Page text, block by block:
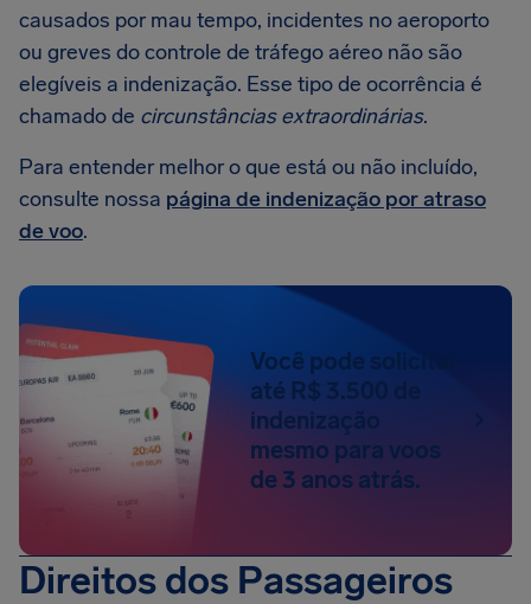
causados por mau tempo, incidentes no aeroporto
ou greves do controle de tráfego aéreo não são
elegíveis a indenização. Esse tipo de ocorrência é
chamado de circunstâncias extraordinárias.
Para entender melhor o que está ou não incluído,
consulte nossa página de indenização por atraso
de voo.
Você pode solicitar
até R$ 3.500 de
indenização
mesmo para voos
de 3 anos atrás.
Direitos dos Passageiros